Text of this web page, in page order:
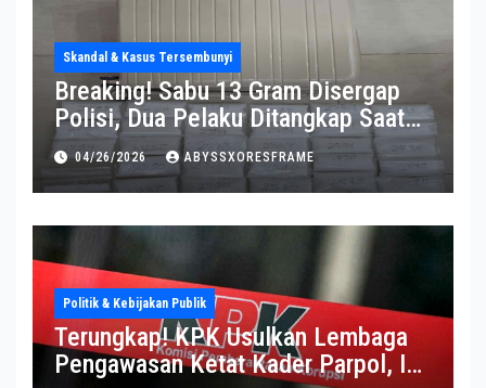
Skandal & Kasus Tersembunyi
Breaking! Sabu 13 Gram Disergap
Polisi, Dua Pelaku Ditangkap Saat
Operasi Berlangsung Di Tempat
04/26/2026 ABYSSXORESFRAME
Politik & Kebijakan Publik
Terungkap! KPK Usulkan Lembaga
Pengawasan Ketat Kader Parpol, Ini